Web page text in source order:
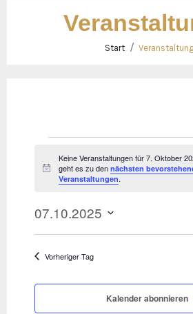
Start
für
7.
Oktober
Hinweis
Keine Veranstaltungen für 7. Oktober
geht es zu dennächsten
Veranstaltungen.
07.10.2025
Datum
wählen.
Vorheriger Tag
Kalender abonnieren